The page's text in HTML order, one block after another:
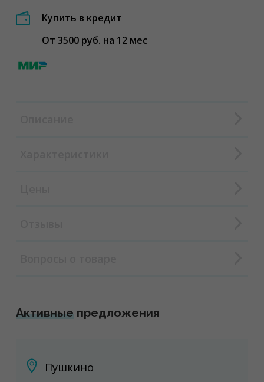
Купить в кредит
От 3500 руб. на 12 мес
Активные предложения
Пушкино